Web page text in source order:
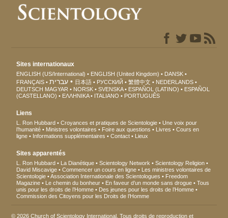
Sites internationaux
ENGLISH (US/International) ENGLISH (United Kingdom)
DANSK
FRANÇAIS
עברית 日本語 РУССКИЙ 繁體中文
NEDERLANDS
DEUTSCH MAGYAR NORSK SVENSKA ESPAÑOL (LATINO)
ESPAÑOL
(CASTELLANO)
ΕΛΛΗΝΙΚA ITALIANO PORTUGUÊS
Liens
L. Ron Hubbard Croyances et pratiques de Scientologie
Une voix pour
l’humanité
Ministres volontaires Foire aux questions Livres
Cours en
ligne
Informations supplémentaires Contact Lieux
Sites apparentés
L. Ron Hubbard La Dianétique Scientology Network
Scientology Religion
David Miscavige
Commencer un cours en ligne
Les ministres volontaires de
Scientologie
Association Internationale des Scientologues
Freedom
Magazine
Le chemin du bonheur En faveur d’un monde sans drogue
Tous
unis pour les droits de l’Homme
Des jeunes pour les droits de l’Homme
Commission des Citoyens pour les Droits de l’Homme
© 2026 Church of Scientology International. Tous droits de reproduction et